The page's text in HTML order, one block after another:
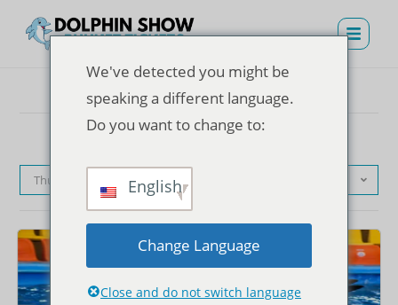
Thứ tự mặc định
We've detected you might be
speaking a different language.
Do you want to change to:
English
Change Language
Close and do not switch language